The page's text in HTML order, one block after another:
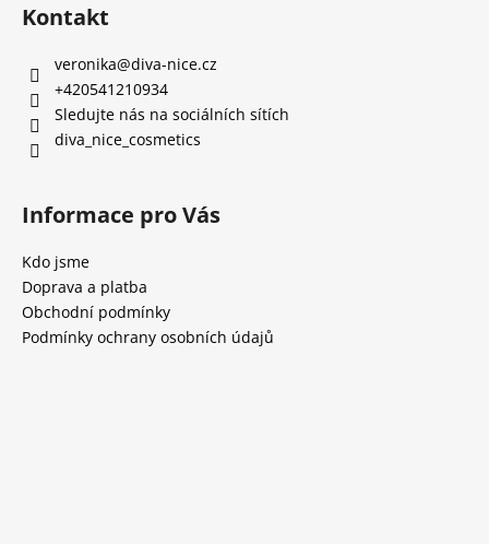
Kontakt
veronika@diva-nice.cz
+420541210934
Sledujte nás na sociálních sítích
diva_nice_cosmetics
Informace pro Vás
Kdo jsme
Doprava a platba
Obchodní podmínky
Podmínky ochrany osobních údajů